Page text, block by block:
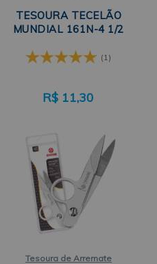
TESOURA TECELÃO
MUNDIAL 161N-4 1/2
(1)
R$ 11,30
Tesoura de Arremate